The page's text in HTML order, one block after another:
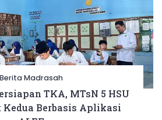
Berita Madrasah
TKA, MTsN 5 HSU
Kedua Berbasis Aplikasi